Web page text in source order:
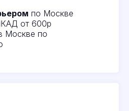
по Москве
от 600р
Москве по